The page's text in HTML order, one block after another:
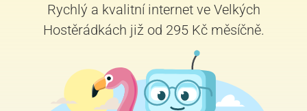
Rychlý a kvalitní internet ve Velkých
Hostěrádkách již od 295 Kč měsíčně.